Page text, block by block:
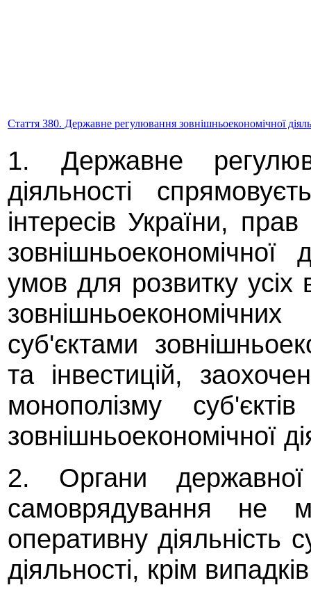
Стаття 380. Державне регулювання зовнішньоекономічної
1. Державне
діяльності
інтересів України, прав
зовнішньоекономічної
умов для розвитку усіх
суб'єктами
та інвестицій,
монополізму
зовнішньоекономічної
2. Органи
самоврядування не
оперативну діяльність
діяльності, крім